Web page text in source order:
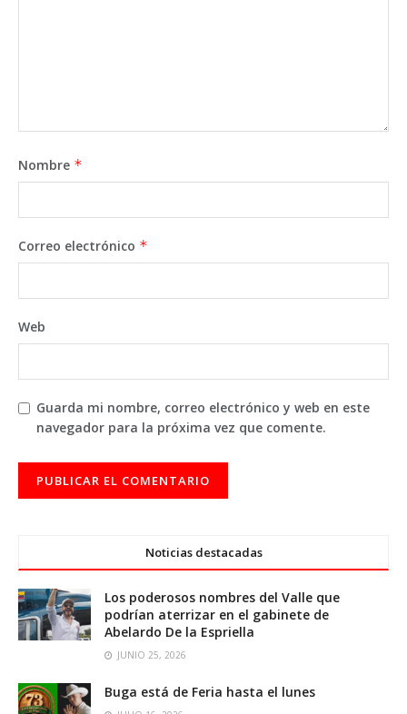
Nombre *
Correo electrónico *
Web
Guarda mi nombre, correo electrónico y web en este
navegador para la próxima vez que comente.
Noticias destacadas
Los poderosos nombres del Valle que
podrían aterrizar en el gabinete de
Abelardo De la Espriella
JUNIO 25, 2026
Buga está de Feria hasta el lunes